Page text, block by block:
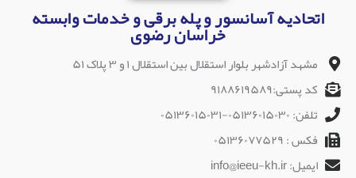
اتحادیه آسانسور و پله برقی و خدمات وابسته
خراسان رضوی
مشهد آزادشهر بلوار استقلال بین استقلال ۱ و ۳ پلاک ۵۱
کد پستی:۹۱۸۸۶۱۹۵۸۹
تلفن: ۰۵۱۳۶۰۱۵۰۳۰-۰۵۱۳۶۰۱۵۰۳۱
فکس : ۰۵۱۳۶۰۷۷۵۲۹
ایمیل: info@ieeu-kh.ir